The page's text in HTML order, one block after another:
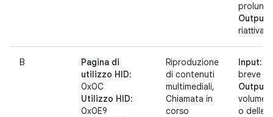
Output
riattiva
B
Pagina di
utilizzo HID:
0x0C
Utilizzo HID:
0x0E9
Riproduzione
di contenuti
multimediali,
Chiamata in
corso
Input:
breve o
Output
volume
o delle